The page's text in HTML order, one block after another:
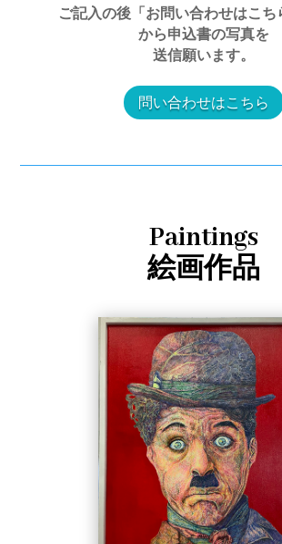
ご記入の後「お問い合わせはこち
から申込書の写真を
送信願います。
問い合わせはこちら
Paintings
絵画作品